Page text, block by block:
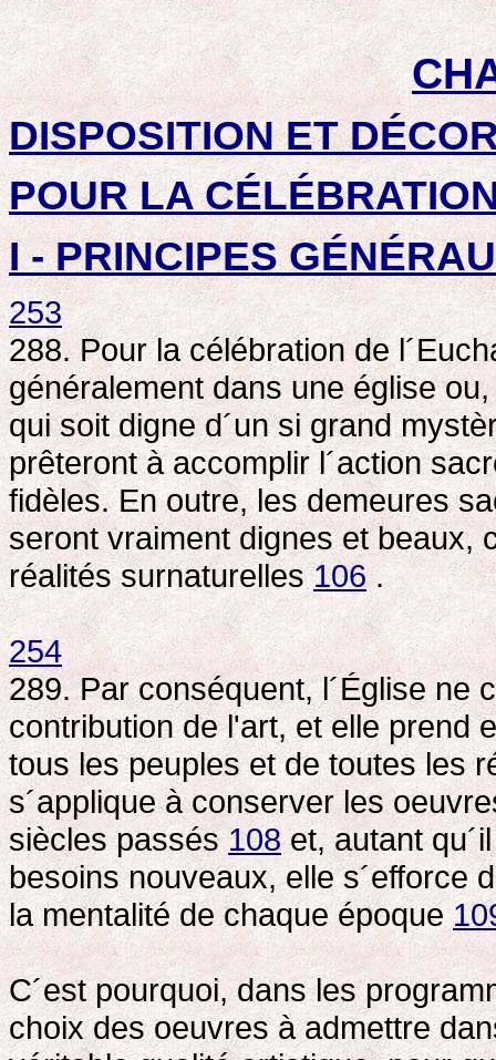
DISPOSITION ET
POUR LA
I - PRINCIPES
253
288. Pour la célébration de
généralement dans une église
qui soit digne d´un si grand
prêteront à accomplir l´action
fidèles. En outre, les demeures
seront vraiment dignes et beaux,
réalités surnaturelles106.
254
289. Par conséquent, l´Église ne
contribution de l'art, et elle prend
tous les peuples et de toutes les
s´applique à conserver les
siècles passés108et, autant
besoins nouveaux, elle s´efforce
la mentalité de chaque époque
C´est pourquoi, dans les
choix des oeuvres à admettre